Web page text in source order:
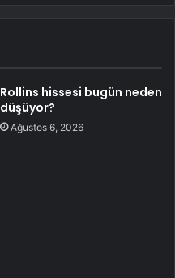
Rollins hissesi bugün neden
düşüyor?
Ağustos 6, 2026